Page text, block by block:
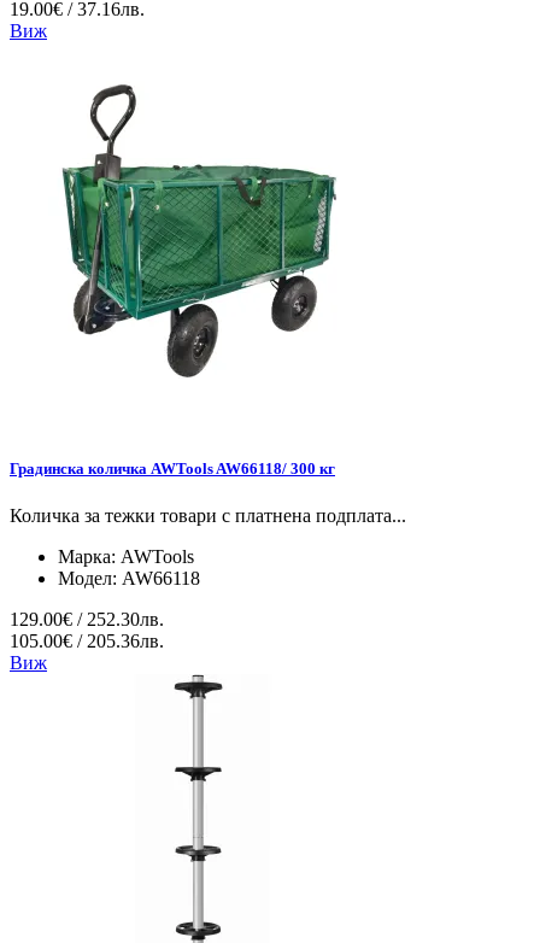
19.00€ / 37.16лв.
Виж
Градинска количка AWTools AW66118/ 300 кг
Количка за тежки товари с платнена подплата...
Марка: AWTools
Модел: AW66118
129.00€ / 252.30лв.
105.00€ / 205.36лв.
Виж